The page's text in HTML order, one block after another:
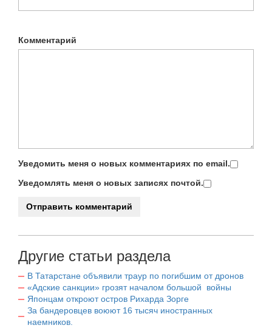
Комментарий
Уведомить меня о новых комментариях по email.
Уведомлять меня о новых записях почтой.
Другие статьи раздела
В Татарстане объявили траур по погибшим от дронов
«Адские санкции» грозят началом большой войны
Японцам откроют остров Рихарда Зорге
За бандеровцев воюют 16 тысяч иностранных
наемников.